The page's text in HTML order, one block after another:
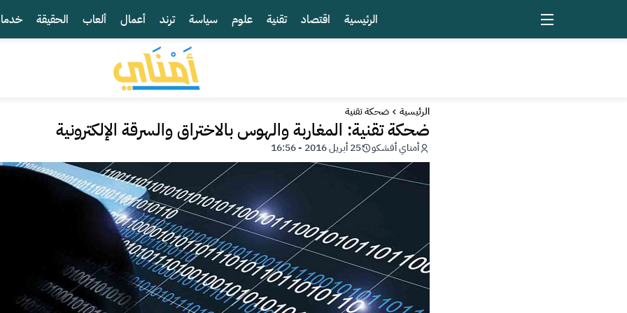
الرئيسية اقتصاد تقنية علوم سياسة ترند أعمال ألعاب الحقيقة
الرئيسية ضحكة تقنية
ضحكة تقنية: المغاربة والهوس بالاختراق والسرقة الإلكترونية
أمناي أفشكو 25 أبريل 2016 - 16:56